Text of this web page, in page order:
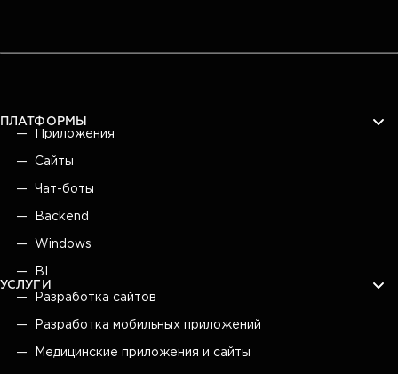
ПЛАТФОРМЫ
Приложения
Сайты
Чат-боты
Backend
Windows
BI
УСЛУГИ
Разработка сайтов
Разработка мобильных приложений
Медицинские приложения и сайты